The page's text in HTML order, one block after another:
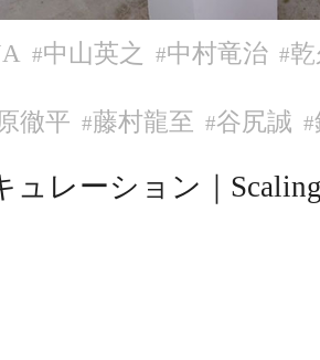
#中山英之 #中村竜治 #
徹平 #藤村龍至 #谷尻誠 #
ュレーション｜